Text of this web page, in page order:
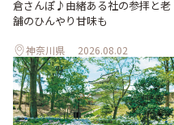
倉さんぽ♪由緒ある社の参拝と老
舗のひんやり甘味も
神奈川県 2026.08.02